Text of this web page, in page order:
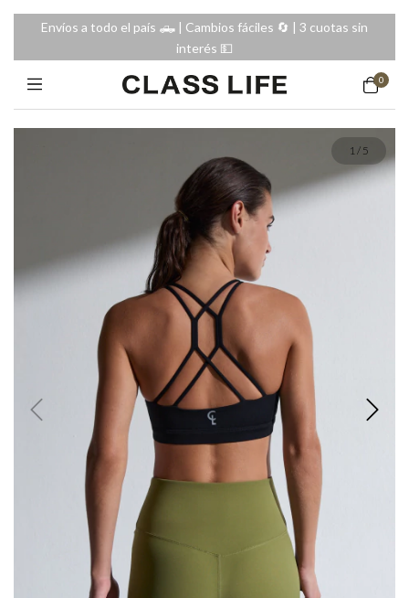
Envíos a todo el país 🛻 | Cambios fáciles 🔄️ | 3 cuotas sin
interés 💵
0
1/ 5